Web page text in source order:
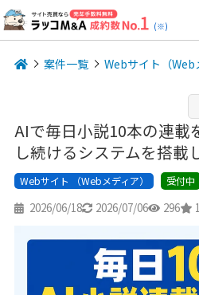
(※)
案件一覧 Webサイト（Web
AIで毎日小説10本の連載
し続けるシステムを搭載
Webサイト （Webメディア） 受付中
2026/06/18 2026/07/06 296